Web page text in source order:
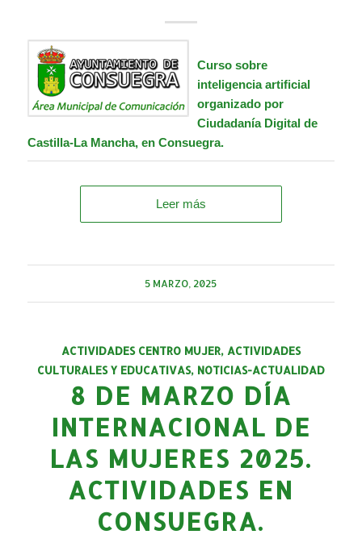
Curso sobre
inteligencia artificial
organizado por
Ciudadanía Digital de
Castilla-La Mancha, en Consuegra.
Leer más
5 MARZO, 2025
ACTIVIDADES CENTRO MUJER, ACTIVIDADES
CULTURALES Y EDUCATIVAS, NOTICIAS-ACTUALIDAD
8 DE MARZO DÍA
INTERNACIONAL DE
LAS MUJERES 2025.
ACTIVIDADES EN
CONSUEGRA.